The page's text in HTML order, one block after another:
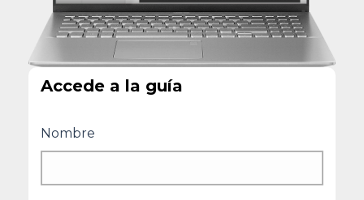
Accede a la guía
Nombre